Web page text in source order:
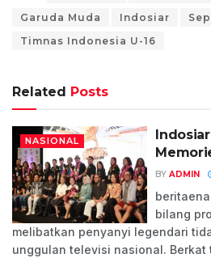
Garuda Muda
Indosiar
Timnas Indonesia U-16
Related Posts
NASIONAL
BY ADMIN
bilang
melibatkan penyanyi legendari
unggulan televisi nasional. Berkat